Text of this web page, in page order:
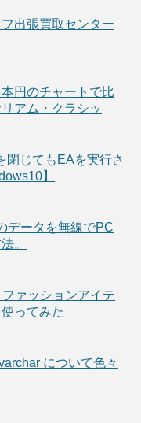
出張買取センター
円のチャートで比
アム・クラシッ
閉じてもEAを実行さ
】
データを無線でPC
。
ファッションアイテ
ってみた
について色々